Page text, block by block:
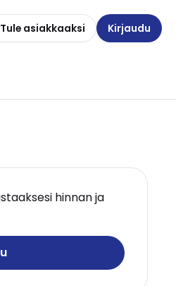
Tule asiakkaaksi Kirjaudu
hinnan ja